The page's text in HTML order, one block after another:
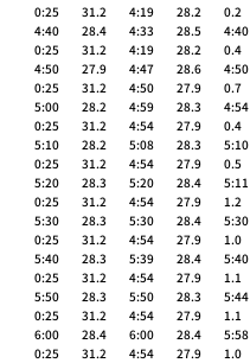
4:40	28.4 	4:33	28.5 	4:40	28.4
4:50	27.9 	4:47	28.6 	4:50	27.9
5:00	28.2 	4:59	28.3 	4:54	27.9
5:10	28.2 	5:08	28.3 	5:10	28.1
5:20	28.3 	5:20	28.4 	5:11	28.1
5:30	28.3 	5:30	28.4 	5:30	28.3
5:40	28.3 	5:39	28.4 	5:40	28.3
5:50	28.3 	5:50	28.3 	5:44	28.2
6:00	28.4 	6:00	28.4 	5:58	28.3